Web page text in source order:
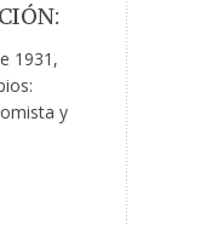
1931,
y